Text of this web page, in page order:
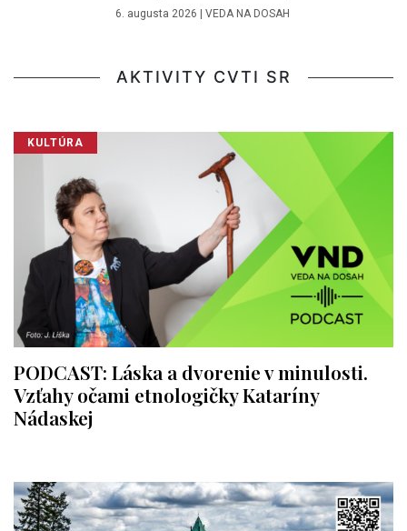
6. augusta 2026 | VEDA NA DOSAH
AKTIVITY CVTI SR
KULTÚRA
PODCAST: Láska a dvorenie v minulosti.
Vzťahy očami etnologičky Kataríny
Nádaskej